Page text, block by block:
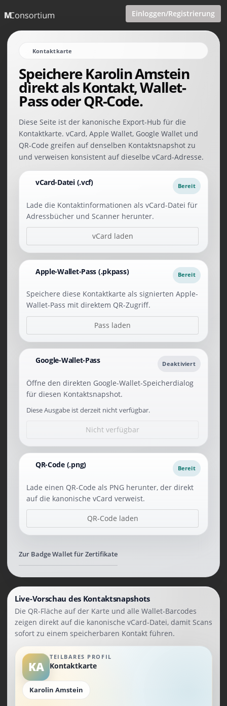
Einloggen/Registrierung
Kontaktkarte
Speichere Karolin Amstein
direkt als Kontakt, Wallet-
Pass oder QR-Code.
Diese Seite ist der kanonische Export-Hub für die
Kontaktkarte. vCard, Apple Wallet, Google Wallet und
QR-Code greifen auf denselben Kontaktsnapshot zu
und verweisen konsistent auf dieselbe vCard-Adresse.
vCard-Datei (.vcf) Bereit
Lade die Kontaktinformationen als vCard-Datei für
Adressbücher und Scanner herunter.
vCard laden
Apple-Wallet-Pass (.pkpass) Bereit
Speichere diese Kontaktkarte als signierten Apple-
Wallet-Pass mit direktem QR-Zugriff.
Pass laden
Google-Wallet-Pass Deaktiviert
Öffne den direkten Google-Wallet-Speicherdialog
für diesen Kontaktsnapshot.
Diese Ausgabe ist derzeit nicht verfügbar.
Nicht verfügbar
QR-Code (.png) Bereit
Lade einen QR-Code als PNG herunter, der direkt
auf die kanonische vCard verweist.
QR-Code laden
Zur Badge Wallet für Zertifikate
Live-Vorschau des Kontaktsnapshots
Die QR-Fläche auf der Karte und alle Wallet-Barcodes
zeigen direkt auf die kanonische vCard-Datei, damit Scans
sofort zu einem speicherbaren Kontakt führen.
KA
TEILBARES PROFIL
Kontaktkarte
Karolin Amstein